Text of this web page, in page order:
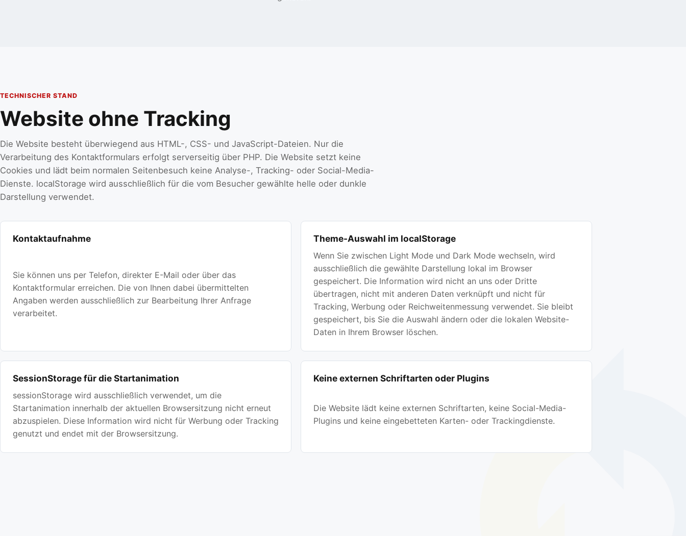
TECHNISCHER STAND
Website ohne Tracking
Die Website besteht überwiegend aus HTML-, CSS- und JavaScript-Dateien. Nur die
Verarbeitung des Kontaktformulars erfolgt serverseitig über PHP. Die Website setzt keine
Cookies und lädt beim normalen Seitenbesuch keine Analyse-, Tracking- oder Social-Media-
Dienste. localStorage wird ausschließlich für die vom Besucher gewählte helle oder dunkle
Darstellung verwendet.
Kontaktaufnahme
Sie können uns per Telefon, direkter E-Mail oder über das
Kontaktformular erreichen. Die von Ihnen dabei übermittelten
Angaben werden ausschließlich zur Bearbeitung Ihrer Anfrage
verarbeitet.
Theme-Auswahl im localStorage
Wenn Sie zwischen Light Mode und Dark Mode wechseln, wird
ausschließlich die gewählte Darstellung lokal im Browser
gespeichert. Die Information wird nicht an uns oder Dritte
übertragen, nicht mit anderen Daten verknüpft und nicht für
Tracking, Werbung oder Reichweitenmessung verwendet. Sie bleibt
gespeichert, bis Sie die Auswahl ändern oder die lokalen Website-
Daten in Ihrem Browser löschen.
SessionStorage für die Startanimation
sessionStorage wird ausschließlich verwendet, um die
Startanimation innerhalb der aktuellen Browsersitzung nicht erneut
abzuspielen. Diese Information wird nicht für Werbung oder Tracking
genutzt und endet mit der Browsersitzung.
Keine externen Schriftarten oder Plugins
Die Website lädt keine externen Schriftarten, keine Social-Media-
Plugins und keine eingebetteten Karten- oder Trackingdienste.